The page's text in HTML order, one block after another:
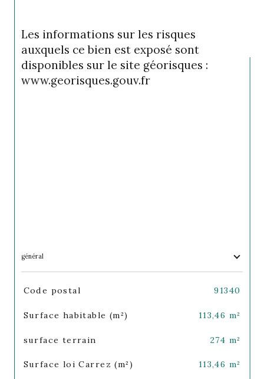
Les informations sur les risques
auxquels ce bien est exposé sont
disponibles sur le site géorisques :
www.georisques.gouv.fr
général
TRAD_SIROCCO_Caracteristique
Code postal 91340
Surface habitable (m²) 113,46 m²
surface terrain 274 m²
Surface loi Carrez (m²) 113,46 m²